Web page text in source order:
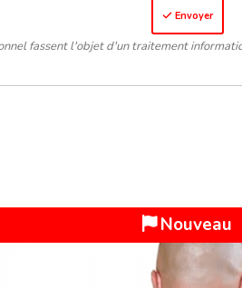
Envoyer
fassent l'objet d'un traitement
Nouveau